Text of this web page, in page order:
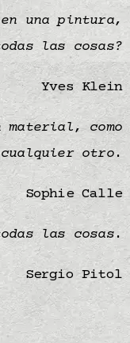
una pintura,
las cosas?
Yves Klein
material, como
cualquier otro.
Sophie Calle
las cosas.
Sergio Pitol